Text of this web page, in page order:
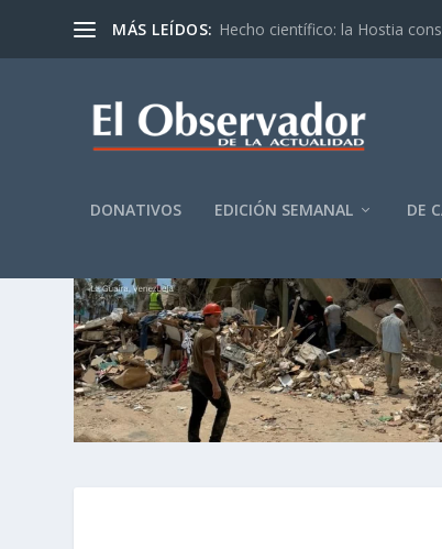
MÁS LEÍDOS: Hecho científico: la Hostia
DONATIVOS EDICIÓN SEMANAL DE